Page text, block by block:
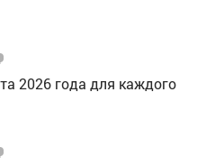
2026 года для каждого